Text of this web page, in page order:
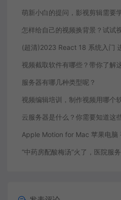
服务器有哪几种类型呢？
视频编辑培训，制作视频用哪个